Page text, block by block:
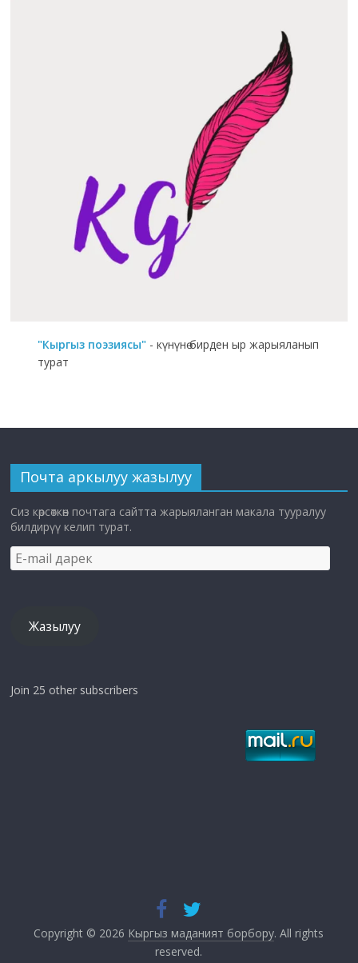
"Кыргыз поэзиясы" - күнүнө бирден ыр жарыяланып
турат
Почта аркылуу жазылуу
Сиз көрсөткөн почтага сайтта жарыяланган макала тууралуу
билдирүү келип турат.
E-
mail
Жазылуу
Join 25 other subscribers
Copyright © 2026 Кыргыз маданият борбору. All rights
reserved.